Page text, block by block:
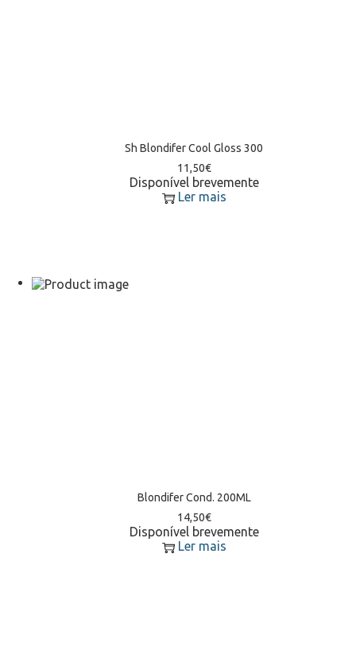
Sh Blondifer Cool Gloss 300
11,50€
Disponível brevemente
Ler mais
Blondifer Cond. 200ML
14,50€
Disponível brevemente
Ler mais